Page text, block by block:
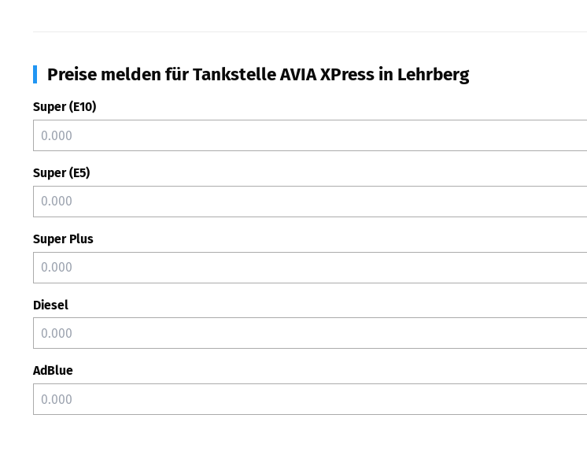
Preise melden für Tankstelle AVIA XPress in Lehrberg
Super (E10)
Super (E5)
Super Plus
Diesel
AdBlue